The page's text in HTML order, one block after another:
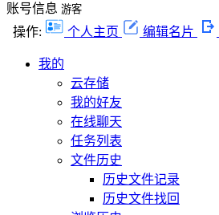
账号信息 游客
操作: 个人主页 编辑名片
我的
云存储
我的好友
在线聊天
任务列表
文件历史
历史文件记录
历史文件找回